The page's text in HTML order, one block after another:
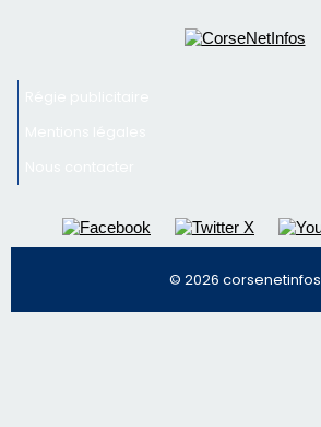
© 2026 corsenetinfos